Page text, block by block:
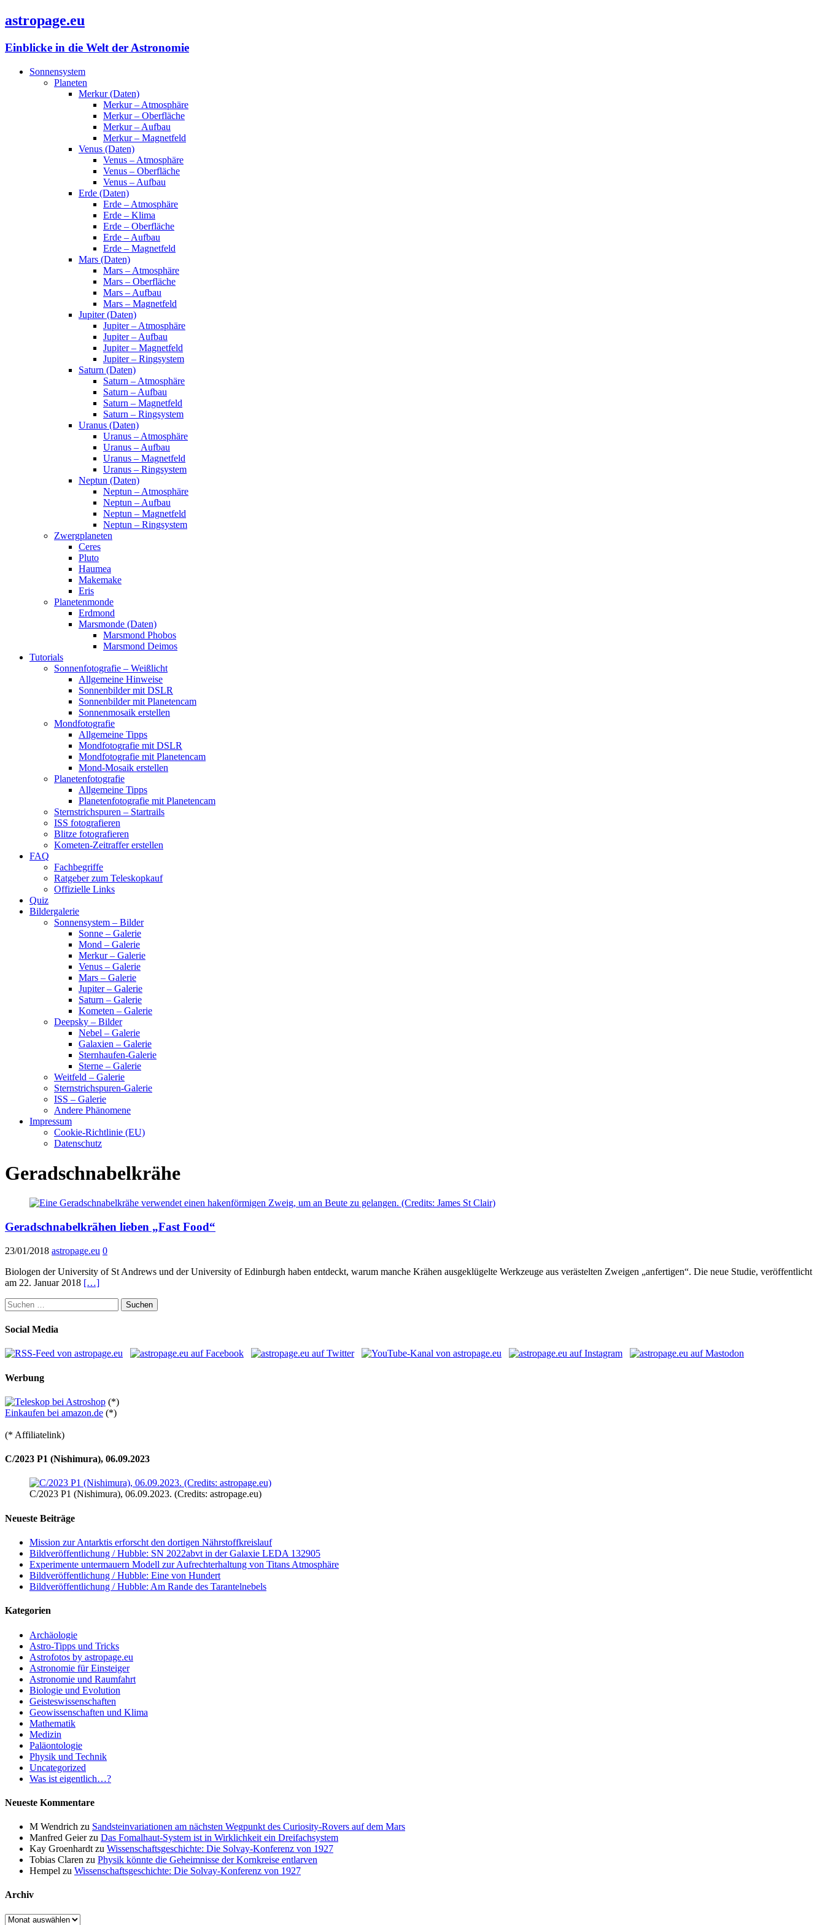
astropage.eu
Einblicke in die Welt der Astronomie
Sonnensystem
Planeten
Merkur (Daten)
Merkur – Atmosphäre
Merkur – Oberfläche
Merkur – Aufbau
Merkur – Magnetfeld
Venus (Daten)
Venus – Atmosphäre
Venus – Oberfläche
Venus – Aufbau
Erde (Daten)
Erde – Atmosphäre
Erde – Klima
Erde – Oberfläche
Erde – Aufbau
Erde – Magnetfeld
Mars (Daten)
Mars – Atmosphäre
Mars – Oberfläche
Mars – Aufbau
Mars – Magnetfeld
Jupiter (Daten)
Jupiter – Atmosphäre
Jupiter – Aufbau
Jupiter – Magnetfeld
Jupiter – Ringsystem
Saturn (Daten)
Saturn – Atmosphäre
Saturn – Aufbau
Saturn – Magnetfeld
Saturn – Ringsystem
Uranus (Daten)
Uranus – Atmosphäre
Uranus – Aufbau
Uranus – Magnetfeld
Uranus – Ringsystem
Neptun (Daten)
Neptun – Atmosphäre
Neptun – Aufbau
Neptun – Magnetfeld
Neptun – Ringsystem
Zwergplaneten
Ceres
Pluto
Haumea
Makemake
Eris
Planetenmonde
Erdmond
Marsmonde (Daten)
Marsmond Phobos
Marsmond Deimos
Tutorials
Sonnenfotografie – Weißlicht
Allgemeine Hinweise
Sonnenbilder mit DSLR
Sonnenbilder mit Planetencam
Sonnenmosaik erstellen
Mondfotografie
Allgemeine Tipps
Mondfotografie mit DSLR
Mondfotografie mit Planetencam
Mond-Mosaik erstellen
Planetenfotografie
Allgemeine Tipps
Planetenfotografie mit Planetencam
Sternstrichspuren – Startrails
ISS fotografieren
Blitze fotografieren
Kometen-Zeitraffer erstellen
FAQ
Fachbegriffe
Ratgeber zum Teleskopkauf
Offizielle Links
Quiz
Bildergalerie
Sonnensystem – Bilder
Sonne – Galerie
Mond – Galerie
Merkur – Galerie
Venus – Galerie
Mars – Galerie
Jupiter – Galerie
Saturn – Galerie
Kometen – Galerie
Deepsky – Bilder
Nebel – Galerie
Galaxien – Galerie
Sternhaufen-Galerie
Sterne – Galerie
Weitfeld – Galerie
Sternstrichspuren-Galerie
ISS – Galerie
Andere Phänomene
Impressum
Cookie-Richtlinie (EU)
Datenschutz
Geradschnabelkrähe
Geradschnabelkrähen lieben „Fast Food“
23/01/2018 astropage.eu 0
Biologen der University of St Andrews und der University of Edinburgh haben entdeckt, warum manche Krähen ausgeklügelte Werkzeuge aus verästelten Zweigen „anfertigen“. Die neue Studie, veröffentlicht
am 22. Januar 2018 […]
Suchen
nach:
Social Media
Werbung
(*)
Einkaufen bei amazon.de (*)
(* Affiliatelink)
C/2023 P1 (Nishimura), 06.09.2023
C/2023 P1 (Nishimura), 06.09.2023. (Credits: astropage.eu)
Neueste Beiträge
Mission zur Antarktis erforscht den dortigen Nährstoffkreislauf
Bildveröffentlichung / Hubble: SN 2022abvt in der Galaxie LEDA 132905
Experimente untermauern Modell zur Aufrechterhaltung von Titans Atmosphäre
Bildveröffentlichung / Hubble: Eine von Hundert
Bildveröffentlichung / Hubble: Am Rande des Tarantelnebels
Kategorien
Archäologie
Astro-Tipps und Tricks
Astrofotos by astropage.eu
Astronomie für Einsteiger
Astronomie und Raumfahrt
Biologie und Evolution
Geisteswissenschaften
Geowissenschaften und Klima
Mathematik
Medizin
Paläontologie
Physik und Technik
Uncategorized
Was ist eigentlich…?
Neueste Kommentare
M Wendrich zu Sandsteinvariationen am nächsten Wegpunkt des Curiosity-Rovers auf dem Mars
Manfred Geierzu Das Fomalhaut-System ist in Wirklichkeit ein Dreifachsystem
Kay Groenhardt zu Wissenschaftsgeschichte: Die Solvay-Konferenz von 1927
Tobias Claren zu Physik könnte die Geheimnisse der Kornkreise entlarven
Hempel zu Wissenschaftsgeschichte: Die Solvay-Konferenz von 1927
Archiv
Archiv